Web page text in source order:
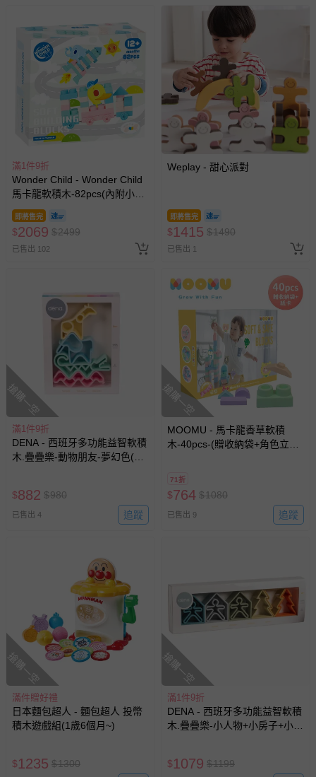
滿1件9折
Wonder Child - Wonder Child
馬卡龍軟積木-82pcs(內附小象
手提收納袋)
即將售完
$2069 $2499
已售出 102
Weplay - 甜心派對
即將售完
$1415 $1490
已售出 1
搶購一空
滿1件9折
DENA - 西班牙多功能益智軟積
木.疊疊樂-動物朋友-夢幻色(有
$882 $980
已售出 4 追蹤
搶購一空
MOOMU - 馬卡龍香草軟積
木-40pcs-(贈收納袋+角色立體
71折
$764 $1080
已售出 9 追蹤
搶購一空
滿件贈好禮
日本麵包超人 - 麵包超人 投幣
積木遊戲組(1歲6個月~)
$1235 $1300
搶購一空
滿1件9折
DENA - 西班牙多功能益智軟積
木.疊疊樂-小人物+小房子+小樹
$1079 $1199